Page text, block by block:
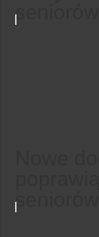
seniorów
seniorów